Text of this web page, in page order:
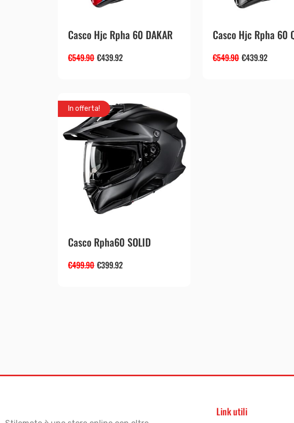
Casco Hjc Rpha 60 DAKAR
€549.90 €439.92
Casco Hjc Rpha 60
€549.90 €439.92
In offerta!
Casco Rpha60 SOLID
€499.90 €399.92
Link utili